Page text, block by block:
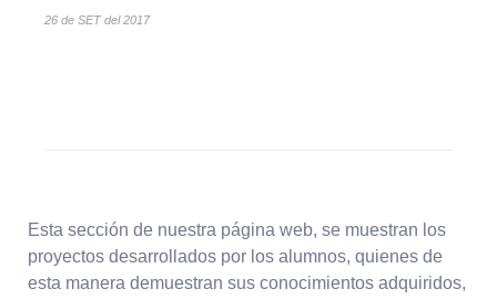
26 de SET del 2017
Esta sección de nuestra página web, se muestran los
proyectos desarrollados por los alumnos, quienes de
esta manera demuestran sus conocimientos adquiridos,